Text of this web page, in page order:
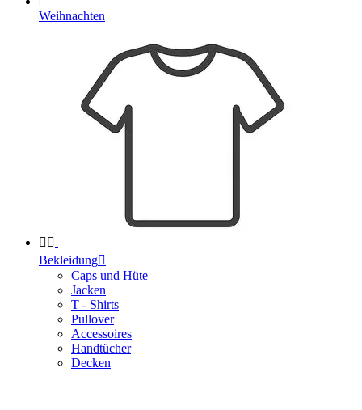
Weihnachten
 
Bekleidung
Caps und Hüte
Jacken
T - Shirts
Pullover
Accessoires
Handtücher
Decken